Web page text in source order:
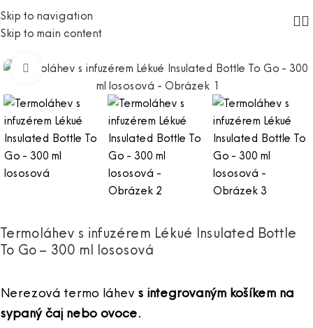
Skip to navigation
Skip to main content
Click to enlarge
Termoláhev s infuzérem Lékué Insulated Bottle
To Go – 300 ml lososová
Nerezová termo láhev s integrovaným košíkem na
sypaný čaj nebo ovoce.